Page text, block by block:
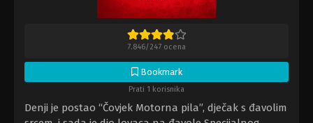
7.846/247 ocena
Bookmark
Prati 1 korisnika
Denji je postao “Čovjek Motorna pila”, dječak s đavolim